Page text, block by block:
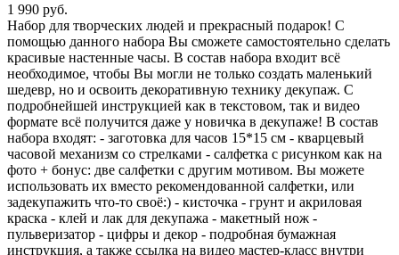
1 990 руб.
Набор для творческих людей и прекрасный подарок! С
помощью данного набора Вы сможете самостоятельно сделать
красивые настенные часы. В состав набора входит всё
необходимое, чтобы Вы могли не только создать маленький
шедевр, но и освоить декоративную технику декупаж. С
подробнейшей инструкцией как в текстовом, так и видео
формате всё получится даже у новичка в декупаже! В состав
набора входят: - заготовка для часов 15*15 см - кварцевый
часовой механизм со стрелками - салфетка с рисунком как на
фото + бонус: две салфетки с другим мотивом. Вы можете
использовать их вместо рекомендованной салфетки, или
задекупажить что-то своё:) - кисточка - грунт и акриловая
краска - клей и лак для декупажа - макетный нож -
пульверизатор - цифры и декор - подробная бумажная
инструкция, а также ссылка на видео мастер-класс внутри